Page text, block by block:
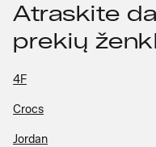
Atraskite
prekių
4F
Crocs
Jordan